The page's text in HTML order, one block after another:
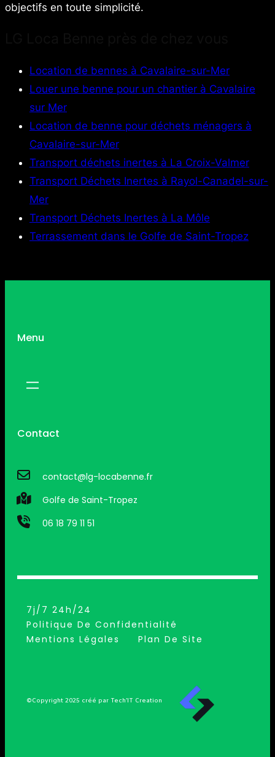
objectifs en toute simplicité.
Location de bennes à Cavalaire-sur-Mer
Louer une benne pour un chantier à Cavalaire
sur Mer
Location de benne pour déchets ménagers à
Cavalaire-sur-Mer
Transport déchets inertes à La Croix-Valmer
Transport Déchets Inertes à Rayol-Canadel-sur-
Mer
Transport Déchets Inertes à La Môle
Terrassement dans le Golfe de Saint-Tropez
Menu
Contact
contact@lg-locabenne.fr
Golfe de Saint-Tropez
06 18 79 11 51
7j/7 24h/24
Politique De Confidentialité
Mentions Légales
Plan De Site
©Copyright 2025 créé par Tech’IT Creation